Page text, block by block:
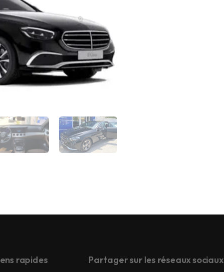
rapides Partager sur les réseaux sociaux